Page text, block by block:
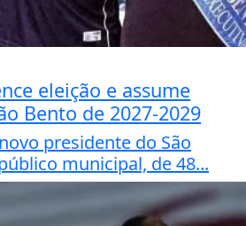
eleição e assume
Bento de 2027-2029
presidente do São
municipal, de 48...